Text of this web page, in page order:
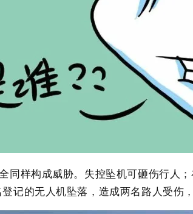
样构成威胁。失控坠机可砸伤行人
记的无人机坠落，造成两名路人受伤